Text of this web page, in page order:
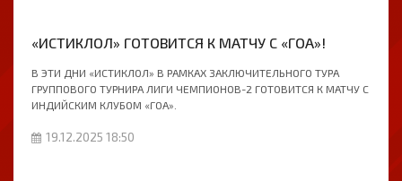
«ИСТИКЛОЛ» ГОТОВИТСЯ К МАТЧУ С «ГОА»!
В ЭТИ ДНИ «ИСТИКЛОЛ» В РАМКАХ ЗАКЛЮЧИТЕЛЬНОГО ТУРА
ГРУППОВОГО ТУРНИРА ЛИГИ ЧЕМПИОНОВ-2 ГОТОВИТСЯ К МАТЧУ С
ИНДИЙСКИМ КЛУБОМ «ГОА».
19.12.2025 18:50